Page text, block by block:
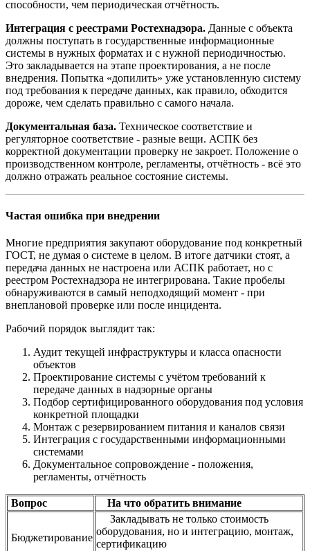
способности, чем периодическая отчётность.
Интеграция с реестрами Ростехнадзора. Данные с объекта
должны поступать в государственные информационные
системы в нужных форматах и с нужной периодичностью.
Это закладывается на этапе проектирования, а не после
внедрения. Попытка «допилить» уже установленную систему
под требования к передаче данных, как правило, обходится
дороже, чем сделать правильно с самого начала.
Документальная база. Техническое соответствие и
регуляторное соответствие - разные вещи. АСПК без
корректной документации проверку не закроет. Положение о
производственном контроле, регламенты, отчётность - всё это
должно отражать реальное состояние системы.
Частая ошибка при внедрении
Многие предприятия закупают оборудование под конкретный
ГОСТ, не думая о системе в целом. В итоге датчики стоят, а
передача данных не настроена или АСПК работает, но с
реестром Ростехнадзора не интегрирована. Такие пробелы
обнаруживаются в самый неподходящий момент - при
внеплановой проверке или после инцидента.
Рабочий порядок выглядит так:
Аудит текущей инфраструктуры и класса опасности
объектов
Проектирование системы с учётом требований к
передаче данных в надзорные органы
Подбор сертифицированного оборудования под условия
конкретной площадки
Монтаж с резервированием питания и каналов связи
Интеграция с государственными информационными
системами
Документальное сопровождение - положения,
регламенты, отчётность
Вопрос На что обратить внимание
Бюджетирование
Закладывать не только стоимость
оборудования, но и интеграцию, монтаж,
сертификацию